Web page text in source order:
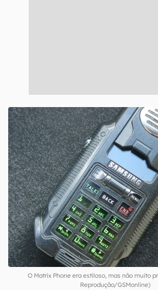
O Matrix Phone era estiloso, mas não muito
Reprodução/GSMonline)